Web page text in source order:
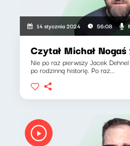
14 stycznia 2024 56:08
Czytał Michał
Nie po raz pierwszy Jacek
po rodzinną historię. Po raz...